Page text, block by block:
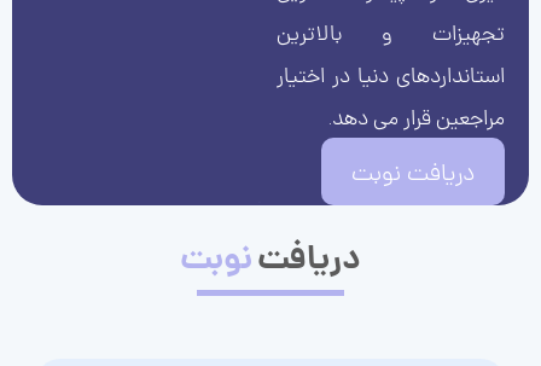
تجهیزات و بالاترین
استانداردهای دنیا در اختیار
مراجعین قرار می دهد.
دریافت نوبت
دریافتنوبت